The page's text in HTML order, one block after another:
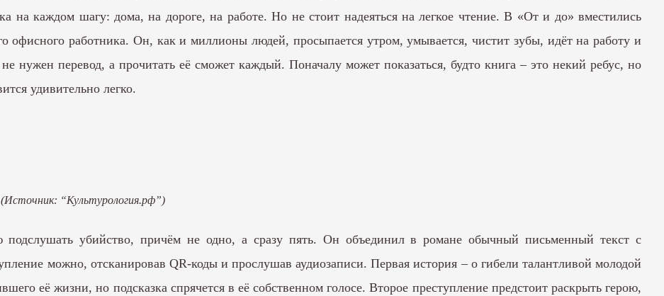
на каждом шагу: дома, на дороге, на работе. Но не стоит надеяться на легкое чтение. В «От и до» вместились
офисного работника. Он, как и миллионы людей, просыпается утром, умывается, чистит зубы, идёт на работу и
нужен перевод, а прочитать её сможет каждый. Поначалу может показаться, будто книга – это некий ребус, но
удивительно легко.
“Культурология.рф”)
подслушать убийство, причём не одно, а сразу пять. Он объединил в романе обычный письменный текст с
можно, отсканировав QR-коды и прослушав аудиозаписи. Первая история – о гибели талантливой молодой
её жизни, но подсказка спрячется в её собственном голосе. Второе преступление предстоит раскрыть герою,